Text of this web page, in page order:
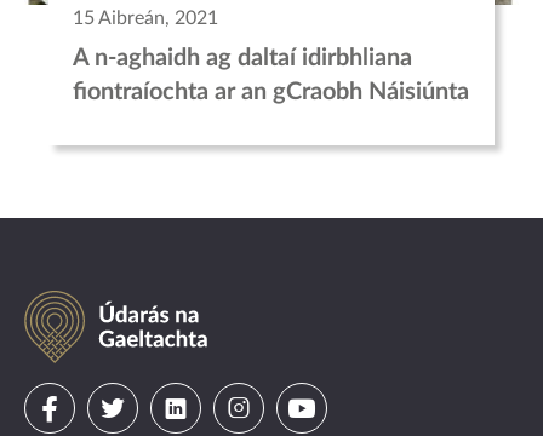
15 Aibreán, 2021
A n-aghaidh ag daltaí idirbhliana
fiontraíochta ar an gCraobh Náisiúnta
Údarás
na
Gaeltachta
VisitVisitVisitVisitVisit